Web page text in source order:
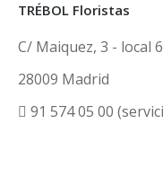
TRÉBOL Floristas
C/ Maiquez, 3 - local
28009 Madrid
91 574 05 00